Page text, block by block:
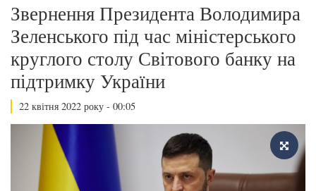
Звернення Президента Володимира
Зеленського під час міністерського
круглого столу Світового банку на
підтримку України
22 квітня 2022 року - 00:05